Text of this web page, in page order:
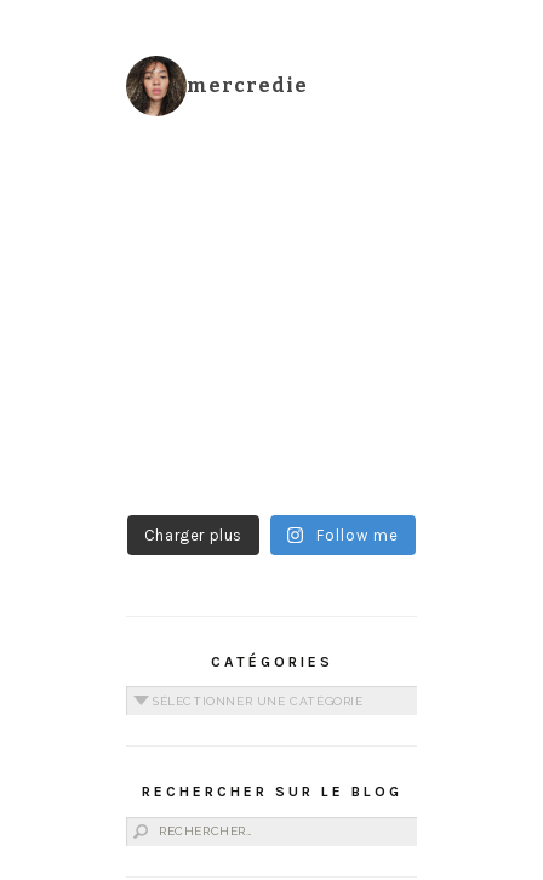
mercredie
Charger plus Follow me
CATÉGORIES
Catégories
RECHERCHER SUR LE BLOG
Rechercher :